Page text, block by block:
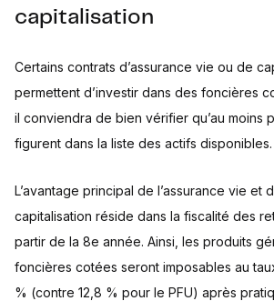
capitalisation
Certains contrats d’assurance vie ou de
permettent d’investir dans des foncières
il conviendra de bien vérifier qu’au moins
figurent dans la liste des actifs disponibles.
L’avantage principal de l’assurance vie et
capitalisation réside dans la fiscalité des
partir de la 8e année. Ainsi, les produits
foncières cotées seront imposables au
% (contre 12,8 % pour le PFU) après